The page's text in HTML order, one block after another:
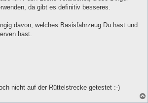
da gibt es definitiv besseres.
davon, welches Basisfahrzeug Du hast und
hast.
nicht auf der Rüttelstrecke getestet :-)